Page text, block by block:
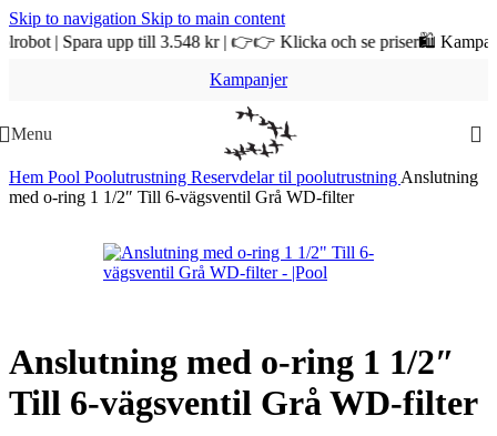
Skip to navigation Skip to main content
| Spara upp till 3.548 kr | 👉👉 Klicka och se priser🛍️ Kampanj &
Kampanjer
Menu
Hem Pool Poolutrustning Reservdelar til poolutrustning Anslutning
med o-ring 1 1/2″ Till 6-vägsventil Grå WD-filter
Anslutning med o-ring 1 1/2″
Till 6-vägsventil Grå WD-filter